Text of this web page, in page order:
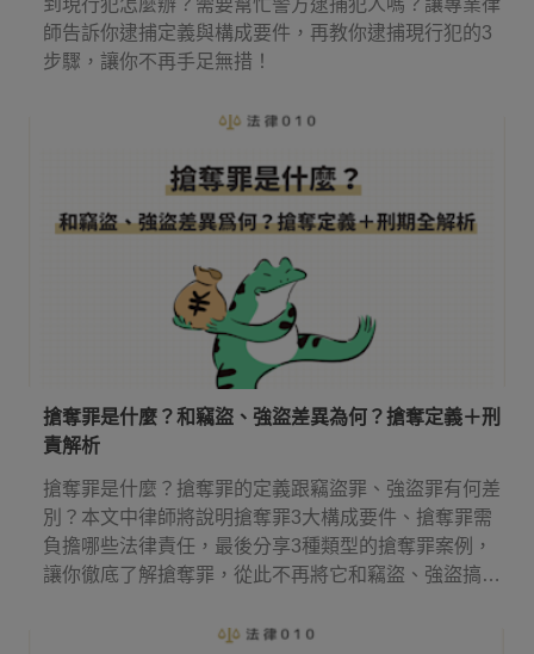
到現行犯怎麼辦？需要幫忙警方逮捕犯人嗎？讓專業律
師告訴你逮捕定義與構成要件，再教你逮捕現行犯的3
步驟，讓你不再手足無措！
搶奪罪是什麼？和竊盜、強盜差異為何？搶奪定義＋刑
責解析
搶奪罪是什麼？搶奪罪的定義跟竊盜罪、強盜罪有何差
別？本文中律師將說明搶奪罪3大構成要件、搶奪罪需
負擔哪些法律責任，最後分享3種類型的搶奪罪案例，
讓你徹底了解搶奪罪，從此不再將它和竊盜、強盜搞